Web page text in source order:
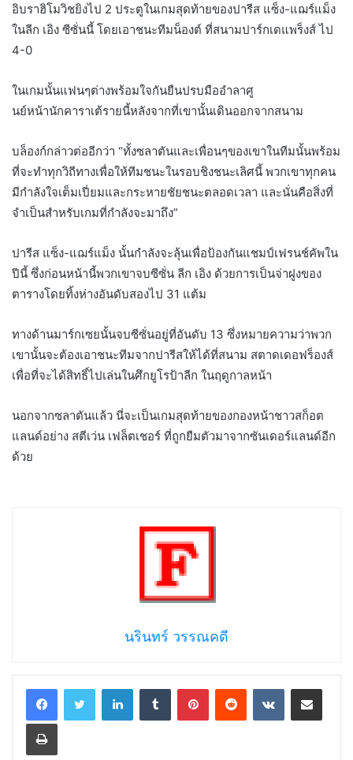
อิบราฮิโมวิชยิงไป 2 ประตูในเกมสุดท้ายของปารีส แซ็ง-แฌร์แม็ง
ในลีก เอิง ซีซั่นนี้ โดยเอาชนะทีมน็องต์ ที่สนามปาร์กเดแพร็งส์ ไป
4-0
ในเกมนั้นแฟนๆต่างพร้อมใจกันยืนปรบมืออำลาศู
นย์หน้านักคาราเต้รายนี้หลังจากที่เขานั้นเดินออกจากสนาม
บล็องก์กล่าวต่ออีกว่า “ทั้งซลาตันและเพื่อนๆของเขาในทีมนั้นพร้อม
ที่จะทำทุกวิถีทางเพื่อให้ทีมชนะในรอบชิงชนะเลิศนี้ พวกเขาทุกคน
มีกำลังใจเต็มเปี่ยมและกระหายชัยชนะตลอดเวลา และนั่นคือสิ่งที่
จำเป็นสำหรับเกมที่กำลังจะมาถึง”
ปารีส แซ็ง-แฌร์แม็ง นั้นกำลังจะลุ้นเพื่อป้องกันแชมป์เฟรนช์คัพใน
ปีนี้ ซึ่งก่อนหน้านี้พวกเขาจบซีซั่น ลีก เอิง ด้วยการเป็นจ่าฝูงของ
ตารางโดยทิ้งห่างอันดับสองไป 31 แต้ม
ทางด้านมาร์กเซยนั้นจบซีซั่นอยู่ที่อันดับ 13 ซึ่งหมายความว่าพวก
เขานั้นจะต้องเอาชนะทีมจากปารีสให้ได้ที่สนาม สตาดเดอฟร็องส์
เพื่อที่จะได้สิทธิ์ไปเล่นในศึกยูโรป้าลีก ในฤดูกาลหน้า
นอกจากซลาตันแล้ว นี่จะเป็นเกมสุดท้ายของกองหน้าชาวสก็อต
แลนด์อย่าง สตีเว่น เฟล็ตเชอร์ ที่ถูกยืมตัวมาจากซันเดอร์แลนด์อีก
ด้วย
นรินทร์ วรรณคดี
LinkedInTumblr PinterestReddit VKontakteShare via Email
Print